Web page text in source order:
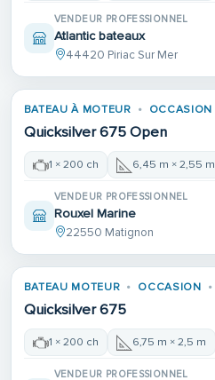
VENDEUR PROFESSIONNEL
Atlantic bateaux
44420 Piriac Sur Mer
1ÈRE MAIN
BATEAU À MOTEUR OCCASION
Quicksilver 675 Open
1 × 200 ch 6,45 m × 2,55 m
VENDEUR PROFESSIONNEL
Rouxel Marine
22550 Matignon
BATEAU MOTEUR OCCASION
Quicksilver 675
1 × 200 ch 6,75 m × 2,5 m
VENDEUR PROFESSIONNEL